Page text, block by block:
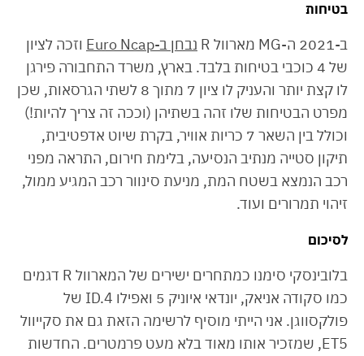
בטיחות
ב-2021 ה-MG מארוול R נבחן ב-Euro Ncap
וזכה לציון
של 4 כוכבי בטיחות בלבד. בארץ, משרד התחבורה פירגן
לו קצת יותר והעניק לו ציון 7 מתוך 8 לשתי הגרסאות, שכן
מפרט הבטיחות שלו זהה בשתיהן (וככה זה צריך להיות!)
וכולל בין השאר 7 כריות אוויר, בקרת שיוט אדפטיבית,
תיקון סטייה מנתיב הנסיעה, בלימת חירום, התראה מפני
רכב הנמצא בשטח המת, מניעת סינוור רכב המגיע ממול,
זיהוי תמרורים ועוד.
לסיכום
בלובינסקי סימנו כמתחרים ישירים של המארוול R דגמים
כמו סקודה אניאק, יונדאי איוניק 5 ואפילו ID.4 של
פולקסווגן. אני הייתי מוסיף לרשימה הזאת גם את סקייוול
ET5, שמזכיר אותו מאוד בלא מעט פרמטרים. החדשות